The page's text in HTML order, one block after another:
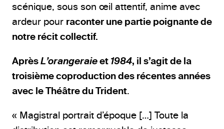
scénique, sous son œil attentif, anime avec
ardeur pour raconter une partie poignante de
notre récit collectif.
AprèsL’orangeraieet 1984, il s’agit de la
troisième coproduction des récentes années
avec le Théâtre du Trident.
« Magistral portrait d’époque […] Toute la